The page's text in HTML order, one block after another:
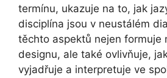
termínu, ukazuje na to, jak
disciplína jsou v neustálém
těchto aspektů nejen formuje
designu, ale také ovlivňuje,
vyjadřuje a interpretuje ve